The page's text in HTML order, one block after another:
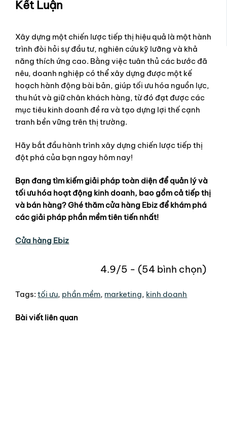
Kết Luận
Xây dựng một chiến lược tiếp thị hiệu quả là một hành
trình đòi hỏi sự đầu tư, nghiên cứu kỹ lưỡng và khả
năng thích ứng cao. Bằng việc tuân thủ các bước đã
nêu, doanh nghiệp có thể xây dựng được một kế
hoạch hành động bài bản, giúp tối ưu hóa nguồn lực,
thu hút và giữ chân khách hàng, từ đó đạt được các
mục tiêu kinh doanh đề ra và tạo dựng lợi thế cạnh
tranh bền vững trên thị trường.
Hãy bắt đầu hành trình xây dựng chiến lược tiếp thị
đột phá của bạn ngay hôm nay!
Bạn đang tìm kiếm giải pháp toàn diện để quản lý và
tối ưu hóa hoạt động kinh doanh, bao gồm cả tiếp thị
và bán hàng? Ghé thăm cửa hàng Ebiz để khám phá
các giải pháp phần mềm tiên tiến nhất!
Cửa hàng Ebiz
4.9/5 - (54 bình chọn)
Tags:tối ưu, phần mềm, marketing, kinh doanh
Bài viết liên quan